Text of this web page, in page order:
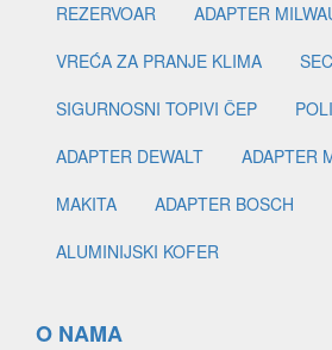
REZERVOAR
ADAPTER
VREĆA ZA PRANJE KLIMA
SIGURNOSNI TOPIVI ČEP
ADAPTER DEWALT
ADAPTER
MAKITA
ADAPTER BOSCH
ALUMINIJSKI KOFER
O NAMA